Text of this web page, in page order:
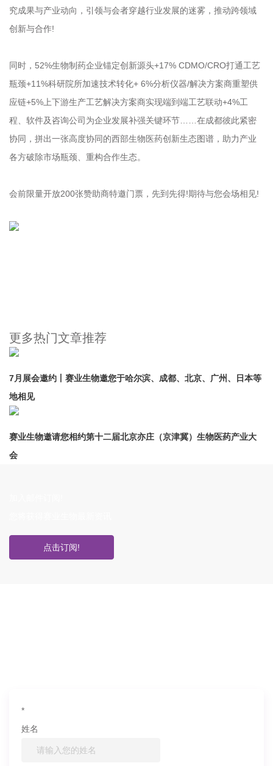
究成果与产业动向，引领与会者穿越行业发展的迷雾，推动跨领域
创新与合作!
同时，52%生物制药企业锚定创新源头+17% CDMO/CRO打通工艺
瓶颈+11%科研院所加速技术转化+ 6%分析仪器/解决方案商重塑供
应链+5%上下游生产工艺解决方案商实现端到端工艺联动+4%工
程、软件及咨询公司为企业发展补强关键环节……在成都彼此紧密
协同，拼出一张高度协同的西部生物医药创新生态图谱，助力产业
各方破除市场瓶颈、重构合作生态。
会前限量开放200张赞助商特邀门票，先到先得!期待与您会场相见!
更多热门文章推荐
7月展会邀约丨赛业生物邀您于哈尔滨、成都、北京、广州、日本等
地相见
赛业生物邀请您相约第十二届北京亦庄（京津冀）生物医药产业大
会
点击订阅!
*
姓名